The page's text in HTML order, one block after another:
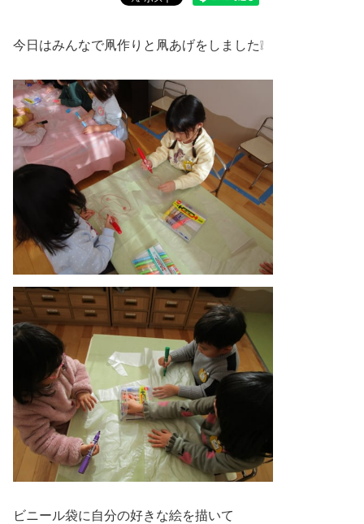
今日はみんなで凧作りと凧あげをしました❕
ビニール袋に自分の好きな絵を描いて